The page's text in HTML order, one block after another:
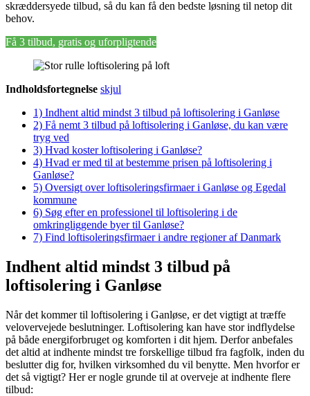
skræddersyede tilbud, så du kan få den bedste løsning til netop dit
behov.
Få 3 tilbud, gratis og uforpligtende
Indholdsfortegnelse skjul
1) Indhent altid mindst 3 tilbud på loftisolering i Ganløse
2) Få nemt 3 tilbud på loftisolering i Ganløse, du kan være
tryg ved
3) Hvad koster loftisolering i Ganløse?
4) Hvad er med til at bestemme prisen på loftisolering i
Ganløse?
5) Oversigt over loftisoleringsfirmaer i Ganløse og Egedal
kommune
6) Søg efter en professionel til loftisolering i de
omkringliggende byer til Ganløse?
7) Find loftisoleringsfirmaer i andre regioner af Danmark
Indhent altid mindst 3 tilbud på
loftisolering i Ganløse
Når det kommer til loftisolering i Ganløse, er det vigtigt at træffe
velovervejede beslutninger. Loftisolering kan have stor indflydelse
på både energiforbruget og komforten i dit hjem. Derfor anbefales
det altid at indhente mindst tre forskellige tilbud fra fagfolk, inden du
beslutter dig for, hvilken virksomhed du vil benytte. Men hvorfor er
det så vigtigt? Her er nogle grunde til at overveje at indhente flere
tilbud: